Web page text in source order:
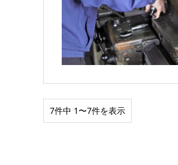
7件中 1〜7件を表示